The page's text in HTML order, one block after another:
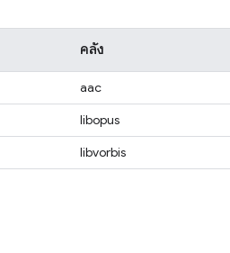
คลัง
aac
libopus
libvorbis